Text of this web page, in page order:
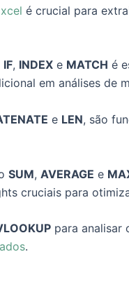
é crucial para
IF, INDEX e MATCH é
em análises de
e LEN, são
SUM, AVERAGE e
cruciais para
para analisar
.